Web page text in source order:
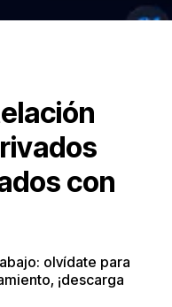
con
olvídate para
¡descarga